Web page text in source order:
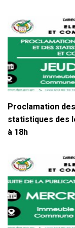
Proclamation
statistiques des
à 18h